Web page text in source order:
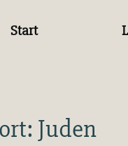
Start
Juden